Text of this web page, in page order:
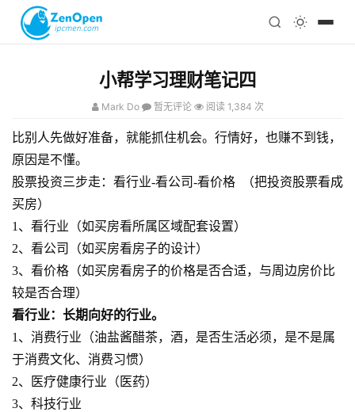
科技
注册
小帮学习理财笔记四
Mark Do 暂无评论 阅读 1,384 次
比别人先做好准备，就能抓住机会。行情好，也赚不到钱，
原因是不懂。
股票投资三步走：看行业-看公司-看价格 （把投资股票看成
买房）
1、看行业（如买房看所属区域配套设置）
2、看公司（如买房看房子的设计）
3、看价格（如买房看房子的价格是否合适，与周边房价比
较是否合理）
看行业：长期向好的行业。
1、消费行业（油盐酱醋茶，酒，是否生活必须，是不是属
于消费文化、消费习惯）
2、医疗健康行业（医药）
3、科技行业